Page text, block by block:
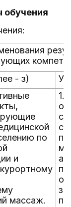
обучения
- з)
по
и
массаж.
от